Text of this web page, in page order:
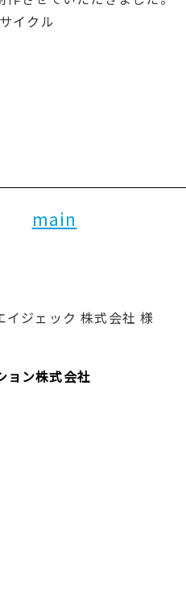
イクル
main
イジェック 株式会社 様
ョン株式会社